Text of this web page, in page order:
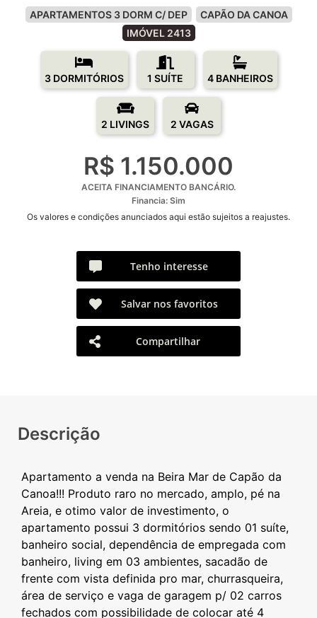
APARTAMENTOS 3 DORM C/ DEP
CAPÃO DA CANOA
IMÓVEL 2413
3 DORMITÓRIOS 1 SUÍTE 4 BANHEIROS
2 LIVINGS 2 VAGAS
R$ 1.150.000
ACEITA FINANCIAMENTO BANCÁRIO.
Financia: Sim
Os valores e condições anunciados aqui estão sujeitos a reajustes.
Tenho interesse
Salvar nos favoritos
Compartilhar
Descrição
Apartamento a venda na Beira Mar de Capão da
Canoa!!! Produto raro no mercado, amplo, pé na
Areia, e otimo valor de investimento, o
apartamento possui 3 dormitórios sendo 01 suíte,
banheiro social, dependência de empregada com
banheiro, living em 03 ambientes, sacadão de
frente com vista definida pro mar, churrasqueira,
área de serviço e vaga de garagem p/ 02 carros
fechados com possibilidade de colocar até 4